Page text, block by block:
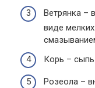
Ветрянка –
виде
Корь – сыпь
Розеола –